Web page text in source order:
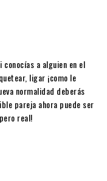
a alguien en el
ligar ¡como le
normalidad deberás
pareja ahora puede ser
real!